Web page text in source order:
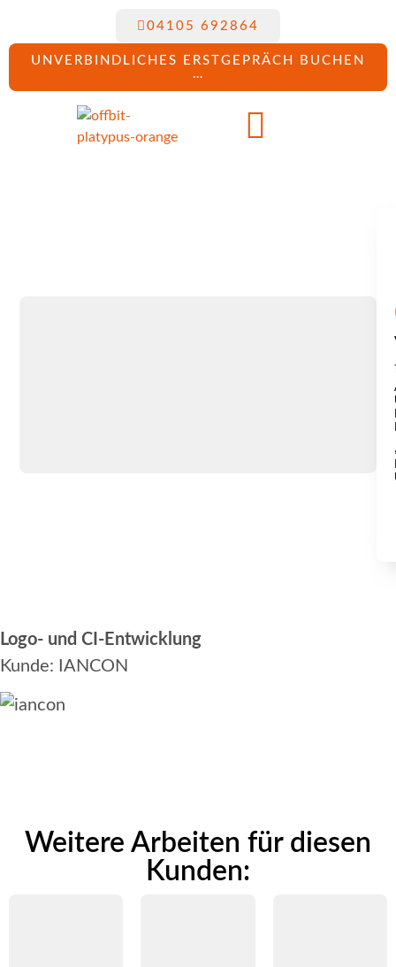
UNVERBINDLICHES ERSTGEPRÄCH BUCHEN
…
04105 692864
Logo- und CI-Entwicklung
Kunde: IANCON
Weitere Arbeiten für diesen
Kunden: